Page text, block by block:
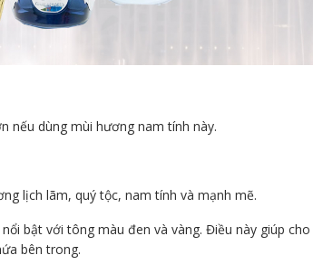
nếu dùng mùi hương nam tính này.
lịch lãm, quý tộc, nam tính và mạnh mẽ.
bật với tông màu đen và vàng. Điều này giúp cho
bên trong.